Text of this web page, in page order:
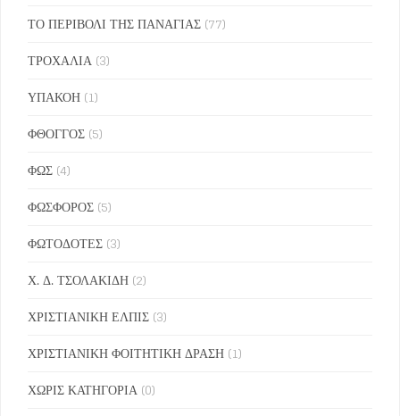
ΤΟ ΠΕΡΙΒΟΛΙ ΤΗΣ ΠΑΝΑΓΙΑΣ (77)
ΤΡΟΧΑΛΙΑ (3)
ΥΠΑΚΟΗ (1)
ΦΘΟΓΓΟΣ (5)
ΦΩΣ (4)
ΦΩΣΦΟΡΟΣ (5)
ΦΩΤΟΔΟΤΕΣ (3)
Χ. Δ. ΤΣΟΛΑΚΙΔΗ (2)
ΧΡΙΣΤΙΑΝΙΚΗ ΕΛΠΙΣ (3)
ΧΡΙΣΤΙΑΝΙΚΗ ΦΟΙΤΗΤΙΚΗ ΔΡΑΣΗ (1)
ΧΩΡΙΣ ΚΑΤΗΓΟΡΙΑ (0)